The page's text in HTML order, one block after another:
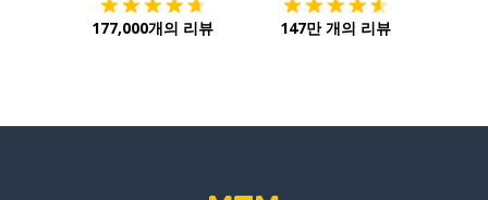
177,000개의 리뷰 147만 개의 리뷰